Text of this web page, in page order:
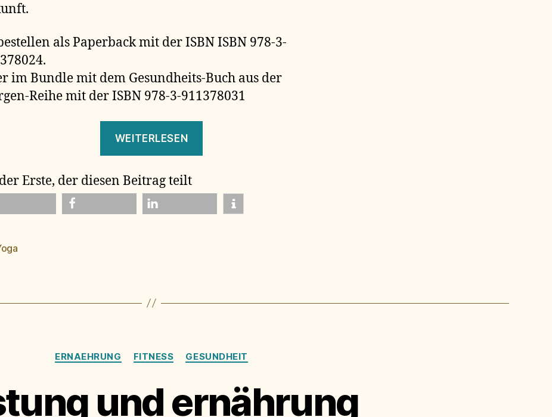
als Paperback mit der ISBN ISBN 978-3-
im Bundle mit dem Gesundheits-Buch aus der
Reihe mit der ISBN 978-3-911378031
WEITERLESEN
Erste, der diesen Beitrag teilt
Kategorien
ERNAEHRUNG FITNESS GESUNDHEIT
und ernährung